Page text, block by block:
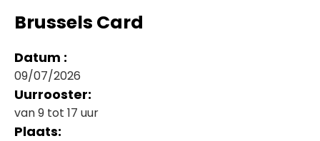
Brussels Card
Datum :
09/07/2026
Uurrooster:
van 9 tot 17 uur
Plaats: